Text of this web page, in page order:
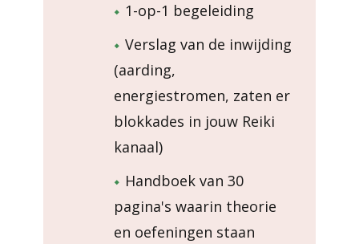
1-op-1 begeleiding
Verslag van de inwijding
(aarding,
energiestromen, zaten er
blokkades in jouw Reiki
kanaal)
Handboek van 30
pagina's waarin theorie
en oefeningen staan